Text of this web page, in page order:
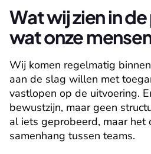
Wat wij zien in
wat onze
Wij komen regelmatig
aan de slag willen met
vastlopen op de uitvoering.
bewustzijn, maar geen
al iets geprobeerd, maar het
samenhang tussen teams.